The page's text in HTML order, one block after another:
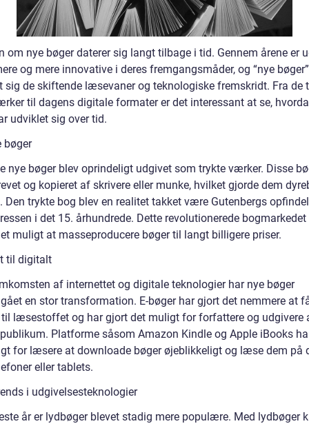
om nye bøger daterer sig langt tilbage i tid. Gennem årene er
og mere innovative i deres fremgangsmåder, og “nye
sig de skiftende læsevaner og teknologiske fremskridt. Fra de
til dagens digitale formater er det interessant at se,
udviklet sig over tid.
bøger
nye bøger blev oprindeligt udgivet som trykte værker. Disse
og kopieret af skrivere eller munke, hvilket gjorde dem
trykte bog blev en realitet takket være Gutenbergs
i det 15. århundrede. Dette revolutionerede bogmarkedet
muligt at masseproducere bøger til langt billigere priser.
til digitalt
af internettet og digitale teknologier har nye bøger
en stor transformation. E-bøger har gjort det nemmere at
læsestoffet og har gjort det muligt for forfattere og udgivere
Platforme såsom Amazon Kindle og Apple iBooks
for læsere at downloade bøger øjeblikkeligt og læse dem på
eller tablets.
i udgivelsesteknologier
år er lydbøger blevet stadig mere populære. Med lydbøger